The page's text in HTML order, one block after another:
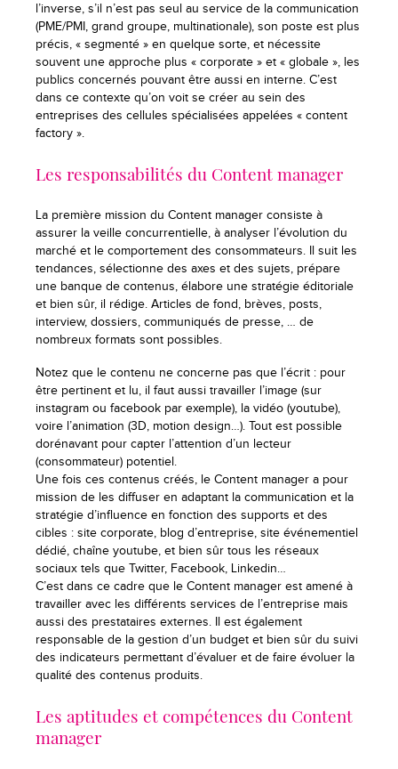
l’inverse, s’il n’est pas seul au service de la communication
(PME/PMI, grand groupe, multinationale), son poste est plus
précis, « segmenté » en quelque sorte, et nécessite
souvent une approche plus « corporate » et « globale », les
publics concernés pouvant être aussi en interne. C’est
dans ce contexte qu’on voit se créer au sein des
entreprises des cellules spécialisées appelées « content
factory ».
Les responsabilités du Content manager
La première mission du Content manager consiste à
assurer la veille concurrentielle, à analyser l’évolution du
marché et le comportement des consommateurs. Il suit les
tendances, sélectionne des axes et des sujets, prépare
une banque de contenus, élabore une stratégie éditoriale
et bien sûr, il rédige. Articles de fond, brèves, posts,
interview, dossiers, communiqués de presse, … de
nombreux formats sont possibles.
Notez que le contenu ne concerne pas que l’écrit : pour
être pertinent et lu, il faut aussi travailler l’image (sur
instagram ou facebook par exemple), la vidéo (youtube),
voire l’animation (3D, motion design…). Tout est possible
dorénavant pour capter l’attention d’un lecteur
(consommateur) potentiel.
Une fois ces contenus créés, le Content manager a pour
mission de les diffuser en adaptant la communication et la
stratégie d’influence en fonction des supports et des
cibles : site corporate, blog d’entreprise, site événementiel
dédié, chaîne youtube, et bien sûr tous les réseaux
sociaux tels que Twitter, Facebook, Linkedin…
C’est dans ce cadre que le Content manager est amené à
travailler avec les différents services de l’entreprise mais
aussi des prestataires externes. Il est également
responsable de la gestion d’un budget et bien sûr du suivi
des indicateurs permettant d’évaluer et de faire évoluer la
qualité des contenus produits.
Les aptitudes et compétences du Content
manager